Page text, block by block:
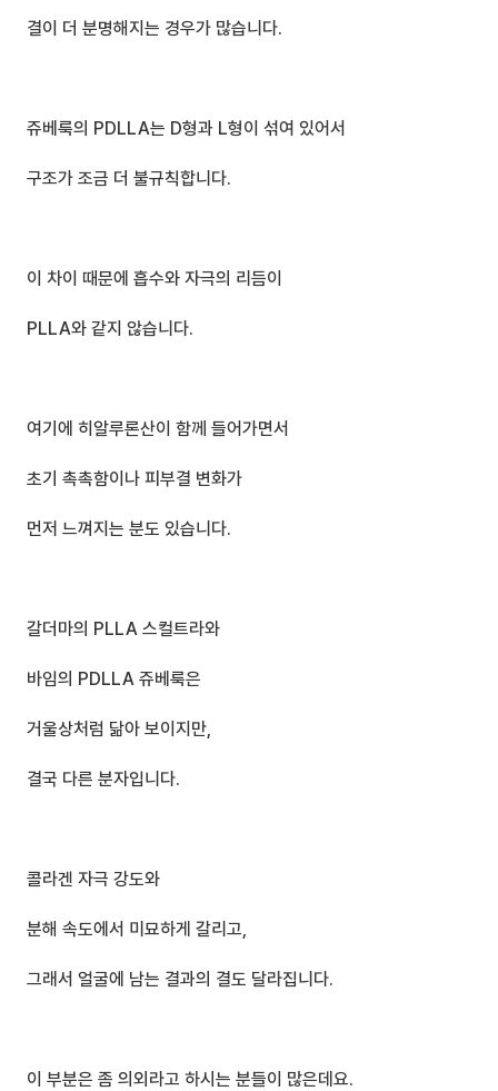
결이 더 분명해지는 경우가 많습니다.
쥬베룩의 PDLLA는 D형과 L형이 섞여 있어서
구조가 조금 더 불규칙합니다.
이 차이 때문에 흡수와 자극의 리듬이
PLLA와 같지 않습니다.
여기에 히알루론산이 함께 들어가면서
초기 촉촉함이나 피부결 변화가
먼저 느껴지는 분도 있습니다.
갈더마의 PLLA 스컬트라와
바임의 PDLLA 쥬베룩은
거울상처럼 닮아 보이지만,
결국 다른 분자입니다.
콜라겐 자극 강도와
분해 속도에서 미묘하게 갈리고,
그래서 얼굴에 남는 결과의 결도 달라집니다.
이 부분은 좀 의외라고 하시는 분들이 많은데요.